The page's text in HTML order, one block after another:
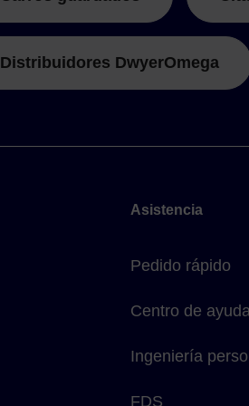
Distribuidores DwyerOmega
Asistencia
Pedido rápido
Centro de
Ingeniería
FDS